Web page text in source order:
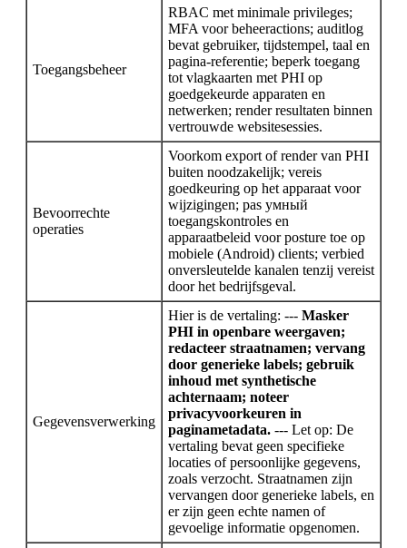
Toegangsbeheer
RBAC met minimale privileges;
MFA voor beheeractions; auditlog
bevat gebruiker, tijdstempel, taal en
pagina-referentie; beperk toegang
tot vlagkaarten met PHI op
goedgekeurde apparaten en
netwerken; render resultaten binnen
vertrouwde websitesessies.
Bevoorrechte
operaties
Voorkom export of render van PHI
buiten noodzakelijk; vereis
goedkeuring op het apparaat voor
wijzigingen; pas умный
toegangskontroles en
apparaatbeleid voor posture toe op
mobiele (Android) clients; verbied
onversleutelde kanalen tenzij vereist
door het bedrijfsgeval.
Gegevensverwerking
Hier is de vertaling: --- Masker
PHI in openbare weergaven;
redacteer straatnamen; vervang
door generieke labels; gebruik
inhoud met synthetische
achternaam; noteer
privacyvoorkeuren in
paginametadata. --- Let op: De
vertaling bevat geen specifieke
locaties of persoonlijke gegevens,
zoals verzocht. Straatnamen zijn
vervangen door generieke labels, en
er zijn geen echte namen of
gevoelige informatie opgenomen.